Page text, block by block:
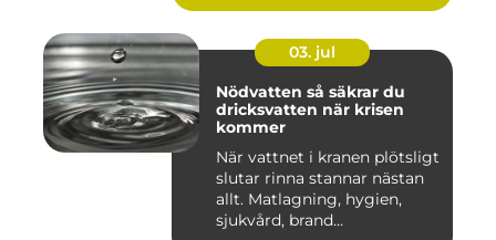
03. jul
Nödvatten så säkrar du
dricksvatten när krisen
kommer
När vattnet i kranen plötsligt
slutar rinna stannar nästan
allt. Matlagning, hygien,
sjukvård, brand...